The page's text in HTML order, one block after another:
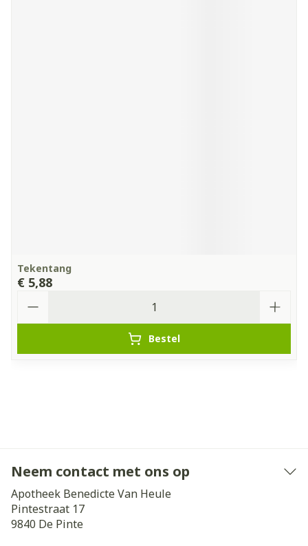
Tekentang
€ 5,88
Bestel
Neem contact met ons op
Apotheek Benedicte Van Heule
Pintestraat 17
9840 De Pinte